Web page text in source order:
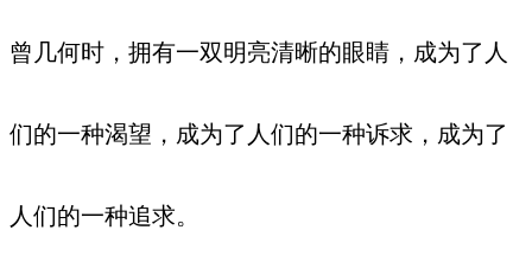
曾几何时，拥有一双明亮清晰的眼睛，成为了人
们的一种渴望，成为了人们的一种诉求，成为了
人们的一种追求。